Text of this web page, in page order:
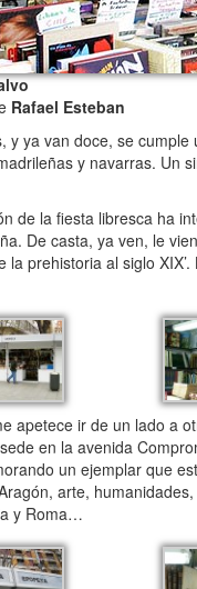
Rafael Esteban
y ya van doce, se
y navarras. Un
de la fiesta libresca ha
De casta, ya ven, le
la prehistoria al siglo
apetece ir de un lado a
en la avenida
un ejemplar que
arte,
y Roma…